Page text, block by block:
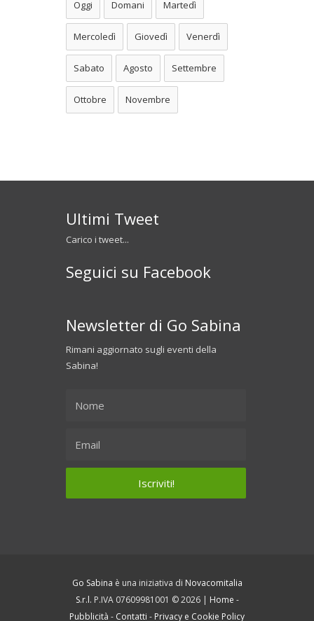
Oggi Domani Martedì
Mercoledì Giovedì Venerdì
Sabato Agosto Settembre
Ottobre Novembre
Ultimi Tweet
Carico i tweet...
Seguici su Facebook
Newsletter di Go Sabina
Rimani aggiornato sugli eventi della
Sabina!
Go Sabina è una iniziativa di Novacomitalia
S.r.l. P.IVA 07609981001 © 2026 | Home -
Pubblicità - Contatti - Privacy e Cookie Policy